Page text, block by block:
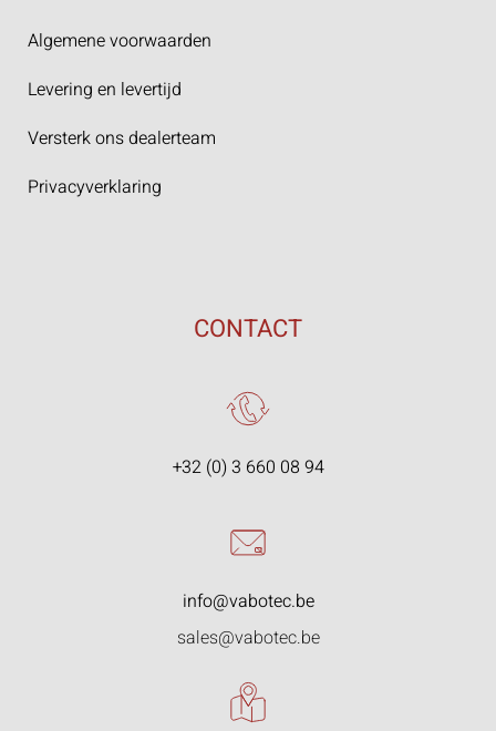
Algemene voorwaarden
Levering en levertijd
Versterk ons dealerteam
Privacyverklaring
CONTACT
+32 (0) 3 660 08 94
info@vabotec.be
sales@vabotec.be